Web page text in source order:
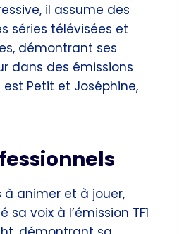
il assume des
séries télévisées et
démontrant ses
dans des émissions
Petit et Joséphine,
animer et à jouer,
voix à l’émission TF1